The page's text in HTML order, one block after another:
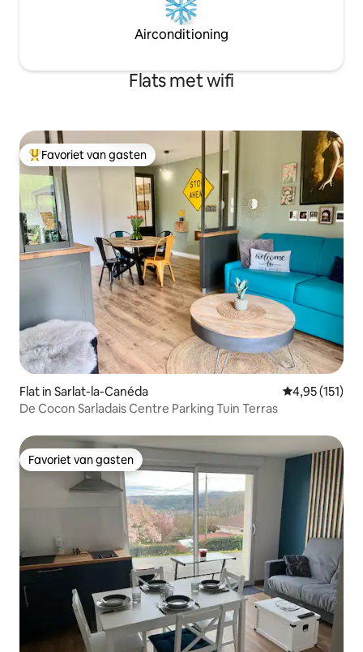
Airconditioning
Flats met wifi
Topfavoriet van gasten
Favoriet van gasten
Flat in Sarlat-la-Canéda Gemiddelde
4,95 (151)
De Cocon Sarladais Centre Parking Tuin Terras
Favoriet van gasten
Favoriet van gasten